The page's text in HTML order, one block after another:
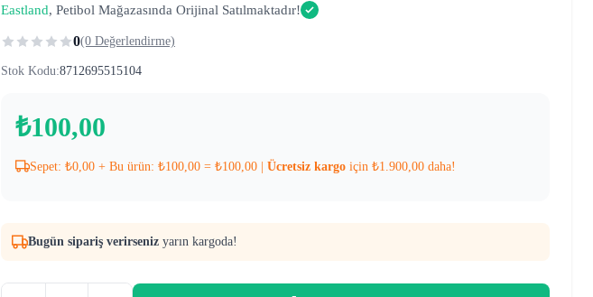
Eastland, Petibol Mağazasında Orijinal Satılmaktadır!
0(0 Değerlendirme)
Stok Kodu:8712695515104
₺100,00
Sepet: ₺0,00 + Bu ürün: ₺100,00 = ₺100,00 Ücretsiz kargo için ₺1.900,00 daha!
Bugün sipariş verirseniz yarın kargoda!